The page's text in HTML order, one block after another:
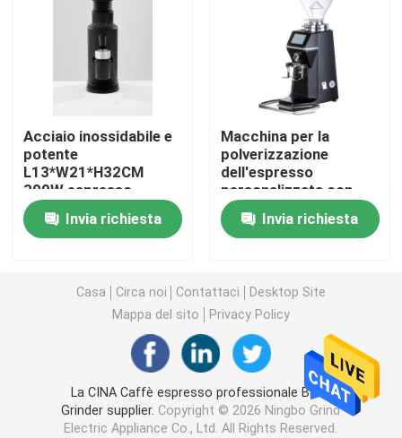
Burr Coffee Grinder
Macinacaffè di Doserless
macinacaffè commerciale
Macinacaffè del touch screen
Caffè espresso Bean Grinder
Macinacaffè all'aperto
Macinacaffè della mano
Acciaio inossidabile e
potente
L13*W21*H32CM
300W espresso
coffee grinder
Invia richiesta
Macchina per la
polverizzazione
dell'espresso
personalizzata con
smerigliatrice piatta
da 15 kgInvia richiesta
Casa Circa noi Contattaci
Desktop Site
Mappa del sito
Privacy Policy
La CINA Caffè espresso professionale Bean
Grinder supplier. Copyright © 2026 Ningbo Grind
Electric Appliance Co., Ltd. All Rights Reserved.